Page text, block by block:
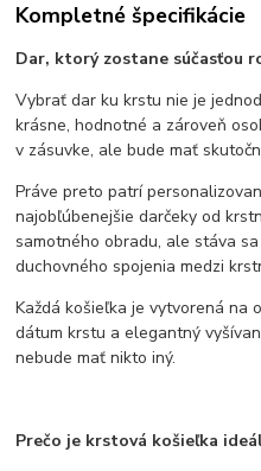
Kompletné špecifikácie
Dar, ktorý zostane súčasťou
Vybrať dar ku krstu nie je
krásne, hodnotné a zároveň
v zásuvke, ale bude mať
Práve preto patrí
najobľúbenejšie darčeky od
samotného obradu, ale stáva
duchovného spojenia medzi
Každá košieľka je vytvorená na
dátum krstu a elegantný
nebude mať nikto iný.
Prečo je krstová košieľka